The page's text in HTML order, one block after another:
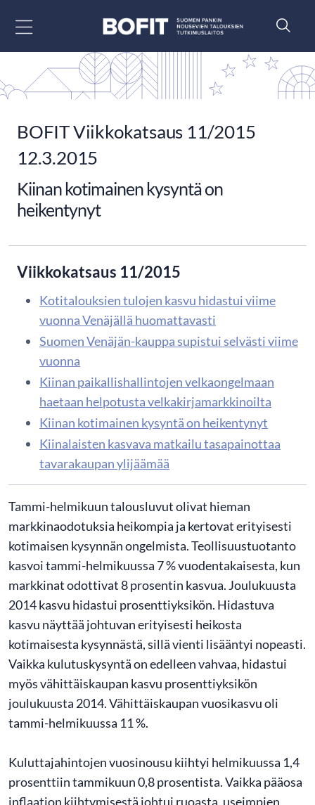
BOFIT Viikkokatsaus 11/2015
12.3.2015
Kiinan kotimainen kysyntä on
heikentynyt
Viikkokatsaus 11/2015
Kotitalouksien tulojen kasvu hidastui viime
vuonna Venäjällä huomattavasti
Suomen Venäjän-kauppa supistui selvästi viime
vuonna
Kiinan paikallishallintojen velkaongelmaan
haetaan helpotusta velkakirjamarkkinoilta
Kiinan kotimainen kysyntä on heikentynyt
Kiinalaisten kasvava matkailu tasapainottaa
tavarakaupan ylijäämää
Tammi-helmikuun talousluvut olivat hieman
markkinaodotuksia heikompia ja kertovat erityisesti
kotimaisen kysynnän ongelmista. Teollisuustuotanto
kasvoi tammi-helmikuussa 7 % vuodentakaisesta, kun
markkinat odottivat 8 prosentin kasvua. Joulukuusta
2014 kasvu hidastui prosenttiyksikön. Hidastuva
kasvu näyttää johtuvan erityisesti heikosta
kotimaisesta kysynnästä, sillä vienti lisääntyi nopeasti.
Vaikka kulutuskysyntä on edelleen vahvaa, hidastui
myös vähittäiskaupan kasvu prosenttiyksikön
joulukuusta 2014. Vähittäiskaupan vuosikasvu oli
tammi-helmikuussa 11 %.
Kuluttajahintojen vuosinousu kiihtyi helmikuussa 1,4
prosenttiin tammikuun 0,8 prosentista. Vaikka pääosa
inflaation kiihtymisestä johtui ruoasta, useimpien